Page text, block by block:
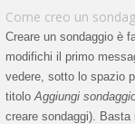
Come creo un
Creare un sondaggio è
modifichi il primo
vedere, sotto lo spazio
titoloAggiungi
creare sondaggi).